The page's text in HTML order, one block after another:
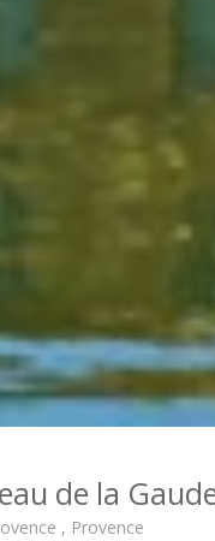
de la
, Provence